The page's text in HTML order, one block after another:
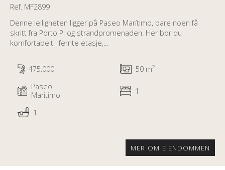
Ref. MF2899
Denne leiligheten ligger på Paseo Marítimo, bare noen få
skritt fra Porto Pi og strandpromenaden. Her bor du
komfortabelt i femte etasje,...
475.000 50 m2
Paseo
Maritimo
1
1
MER OM EIENDOMMEN